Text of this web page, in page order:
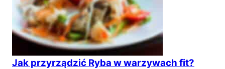
Jak przyrządzić Ryba w warzywach fit?